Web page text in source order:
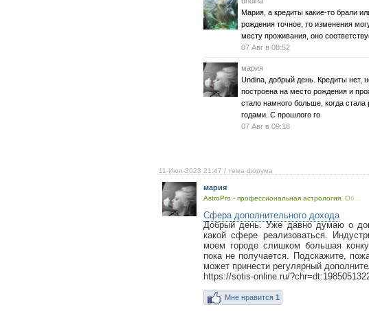
Мария, а кредиты какие-то брали
рождения точное, то изменения
месту проживания, оно
07 Авг в 08:52
мария
Undina, добрый день. Кредиты нет,
построена на место рождения и
стало намного больше, когда
годами. С прошлого го
07 Авг в 09:18
11-Июл-2023 21:47 / тема форума
мария
AstroPro - профессиональная астрология. Об...
Сфера дополнительного дохода
Добрый день. Уже давно думаю о
какой сфере реализоваться.
моем городе слишком большая
пока не получается. Подскажите,
может принести регулярный
https://sotis-online.ru/
Мне нравится 1